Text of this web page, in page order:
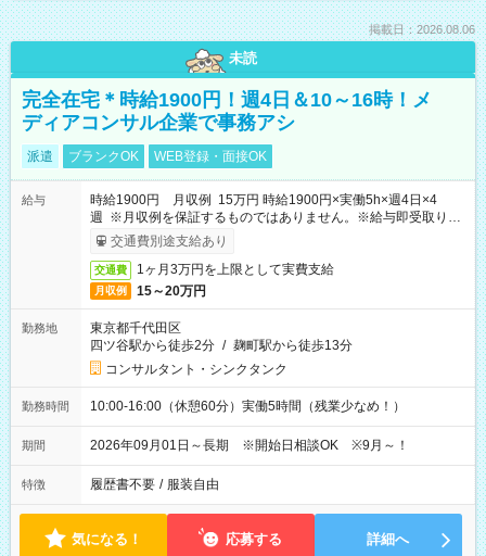
掲載日：2026.08.06
未読
完全在宅＊時給1900円！週4日＆10～16時！メ
ディアコンサル企業で事務アシ
派遣 ブランクOK WEB登録・面接OK
給与
時給1900円 月収例 15万円 時給1900円×実働5h×週4日×4
週 ※月収例を保証するものではありません。※給与即受取りサ
ービス利用可（利用条件有）
交通費別途支給あり
交通費 1ヶ月3万円を上限として実費支給
月収例 15～20万円
勤務地
東京都千代田区
四ツ谷駅から徒歩2分 / 麹町駅から徒歩13分
コンサルタント・シンクタンク
勤務時間 10:00-16:00（休憩60分）実働5時間（残業少なめ！）
期間 2026年09月01日～長期 ※開始日相談OK ※9月～！
特徴 履歴書不要 / 服装自由
気になる！ 応募する 詳細へ